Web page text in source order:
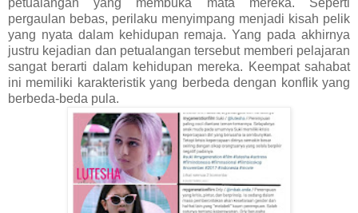
petualangan yang membuka mata mereka. Seperti
pergaulan bebas, perilaku menyimpang menjadi kisah pelik
yang nyata dalam kehidupan remaja. Yang pada akhirnya
justru kejadian dan petualangan tersebut memberi pelajaran
sangat berarti dalam kehidupan mereka. Keempat sahabat
ini memiliki karakteristik yang berbeda dengan konflik yang
berbeda-beda pula.